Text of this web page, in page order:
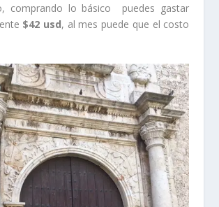
comprando lo básico puedes gastar
$42 usd, al mes puede que el costo